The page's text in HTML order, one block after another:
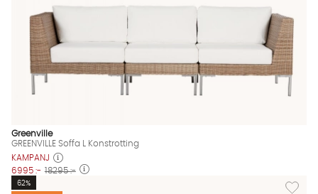
Greenville
GREENVILLE Soffa L Konstrotting
KAMPANJ
6995 :- 18295 :-
Lägg
62%